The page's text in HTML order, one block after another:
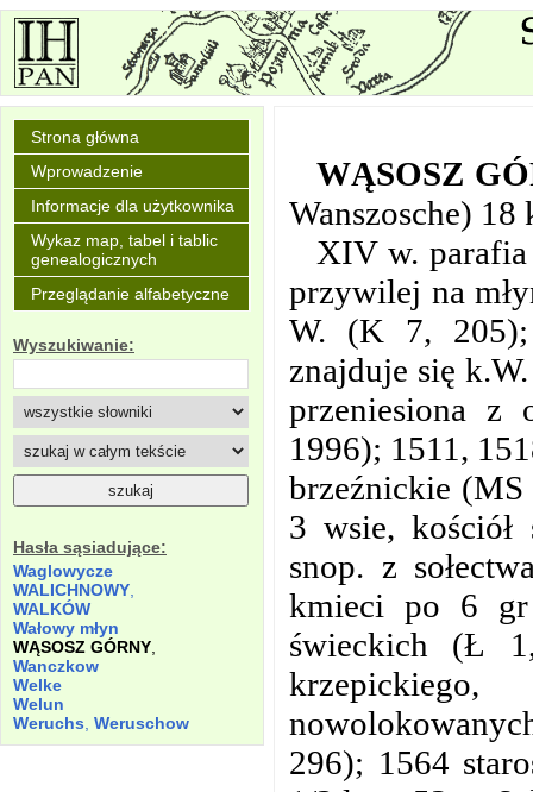
Strona główna
Wprowadzenie
Informacje dla użytkownika
Wykaz map, tabel i tablic
genealogicznych
Przeglądanie alfabetyczne
Wyszukiwanie:
Hasła sąsiadujące:
Waglowycze
WALICHNOWY
WALKÓW
Wałowy młyn
WĄSOSZ GÓRNY
Wanczkow
Welke
Welun
Weruchs Weruschow
WĄSOSZ
Wanszosche) 18
XIV w.
przywilej na
W. (K 7, 205);
znajduje się
przeniesiona z
1996); 1511,
brzeźnickie
3 wsie, kościół
snop. z
kmieci po 6 gr
świeckich (Ł
296); 1564